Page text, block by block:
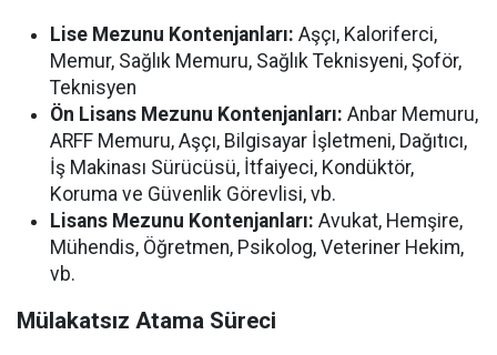
Lise Mezunu Kontenjanları: Aşçı, Kaloriferci,
Memur, Sağlık Memuru, Sağlık Teknisyeni, Şoför,
Teknisyen
Ön Lisans Mezunu Kontenjanları: Anbar Memuru,
ARFF Memuru, Aşçı, Bilgisayar İşletmeni, Dağıtıcı,
İş Makinası Sürücüsü, İtfaiyeci, Kondüktör,
Koruma ve Güvenlik Görevlisi, vb.
Lisans Mezunu Kontenjanları: Avukat, Hemşire,
Mühendis, Öğretmen, Psikolog, Veteriner Hekim,
vb.
Mülakatsız Atama Süreci